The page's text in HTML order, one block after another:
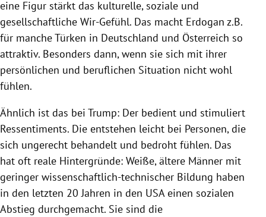
eine Figur stärkt das kulturelle, soziale und
gesellschaftliche Wir-Gefühl. Das macht Erdogan z.B.
für manche Türken in Deutschland und Österreich so
attraktiv. Besonders dann, wenn sie sich mit ihrer
persönlichen und beruflichen Situation nicht wohl
fühlen.
Ähnlich ist das bei Trump: Der bedient und stimuliert
Ressentiments. Die entstehen leicht bei Personen, die
sich ungerecht behandelt und bedroht fühlen. Das
hat oft reale Hintergründe: Weiße, ältere Männer mit
geringer wissenschaftlich-technischer Bildung haben
in den letzten 20 Jahren in den USA einen sozialen
Abstieg durchgemacht. Sie sind die